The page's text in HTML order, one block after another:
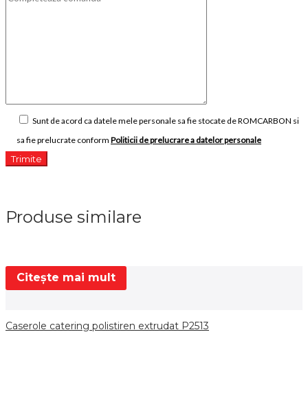
Sunt de acord ca datele mele personale sa fie stocate de ROMCARBON si
sa fie prelucrate conform Politicii de prelucrare a datelor personale
Produse similare
Citește mai mult
Caserole catering polistiren extrudat P2513